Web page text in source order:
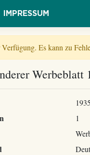
IMPRESSUM
Es kann zu
Werbeblatt
1935
1